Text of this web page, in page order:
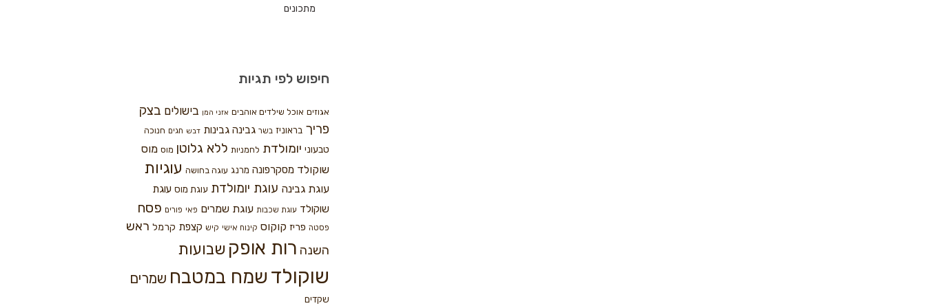
מתכונים
חיפוש לפי תגיות
אגוזים אוכל שילדים אוהבים אזני המן בישולים בצק
פריך בראוניז בשר גבינה גבינות דבש חגים חנוכה
טבעוני יומולדת לחמניות ללא גלוטן מוס מוס
שוקולד מסקרפונה מרנג עוגה בחושה עוגיות
עוגת גבינה עוגת יומולדת עוגת מוס עוגת
שוקולד עוגת שכבות עוגת שמרים פאי פורים פסח
פסטה פריז קוקוס קינוח אישי קיש קצפת קרמל ראש
השנה רות אופק שבועות
שוקולד שמח במטבח שמרים
שקדים